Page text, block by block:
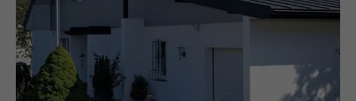
EXPIRATION
UTILITÉ
Utilisé par le service de réseau social
LinkedIn pour suivre l'utilisation de